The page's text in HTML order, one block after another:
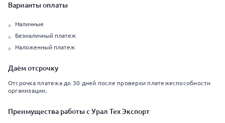
Варианты оплаты
Наличные
Безналичный платеж
Наложенный платеж
Даём отсрочку
Отсрочка платежа до 30 дней после проверки платежеспособности
организации.
Преимущества работы с Урал Тех Экспорт